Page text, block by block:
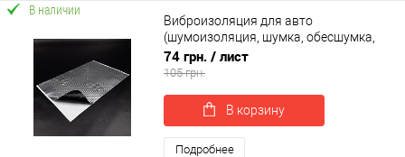
В наличии
Виброизоляция для авто
(шумоизоляция, шумка, обесшумка,
шумовиброизоляция автомобиля)
SoundProOFF M1 (sp-0001)
74 грн. / лист
105 грн.
В корзину
Подробнее